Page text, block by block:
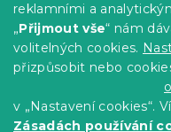
reklamními a
„Přijmout vše“ nám
volitelných cookies.
přizpůsobit nebo
v „Nastavení cookies“.
Zásadách používání
Návody
Tabulky velikostí
Blog